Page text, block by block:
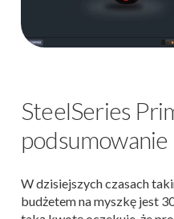
SteelSeries
W dzisiejszych czasach
budżetem na myszkę jest